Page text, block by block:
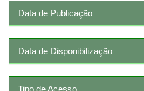
Data de Publicação
Data de Disponibilização
Tipo de Acesso